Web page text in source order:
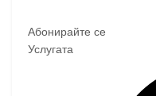
Абонирайте се
Услугата